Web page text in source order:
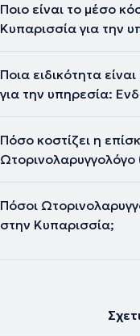
Ποιο είναι το μέσο
Κυπαρισσία για την
Ποια ειδικότητα
για την υπηρεσία:
Πόσο κοστίζει η
Πόσοι
στην Κυπαρισσία;